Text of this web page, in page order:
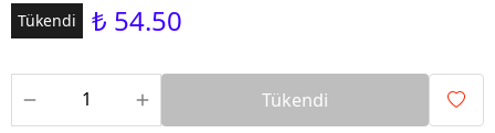
Tükendi ₺ 54.50
Tükendi